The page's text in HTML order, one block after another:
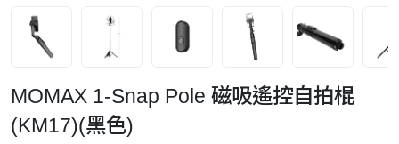
MOMAX 1-Snap Pole 磁吸遙控自拍棍
(KM17)(黑色)